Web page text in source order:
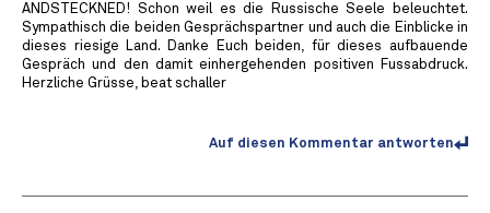
ANDSTECKNED! Schon weil es die Russische Seele beleuchtet.
Sympathisch die beiden Gesprächspartner und auch die Einblicke in
dieses riesige Land. Danke Euch beiden, für dieses aufbauende
Gespräch und den damit einhergehenden positiven Fussabdruck.
Herzliche Grüsse, beat schaller
Auf diesen Kommentar antworten